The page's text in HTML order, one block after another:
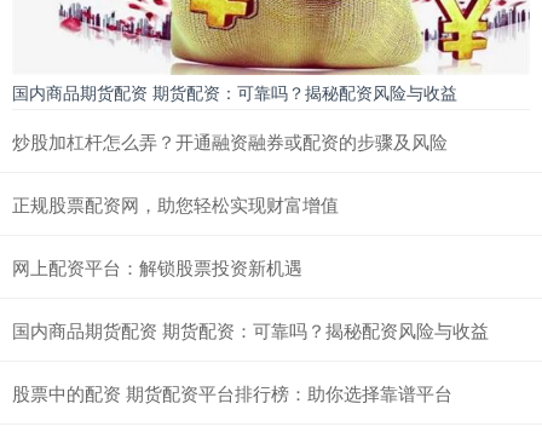
国内商品期货配资 期货配资：可靠吗？揭秘配资风险与收益
炒股加杠杆怎么弄？开通融资融券或配资的步骤及风险
正规股票配资网，助您轻松实现财富增值
网上配资平台：解锁股票投资新机遇
国内商品期货配资 期货配资：可靠吗？揭秘配资风险与收益
股票中的配资 期货配资平台排行榜：助你选择靠谱平台